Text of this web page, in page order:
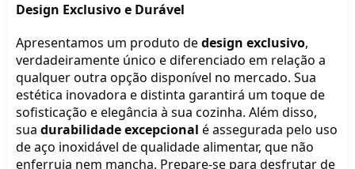
Design Exclusivo e Durável
Apresentamos um produto de design exclusivo,
verdadeiramente único e diferenciado em relação a
qualquer outra opção disponível no mercado. Sua
estética inovadora e distinta garantirá um toque de
sofisticação e elegância à sua cozinha. Além disso,
sua durabilidade excepcional é assegurada pelo uso
de aço inoxidável de qualidade alimentar, que não
enferruja nem mancha. Prepare-se para desfrutar de